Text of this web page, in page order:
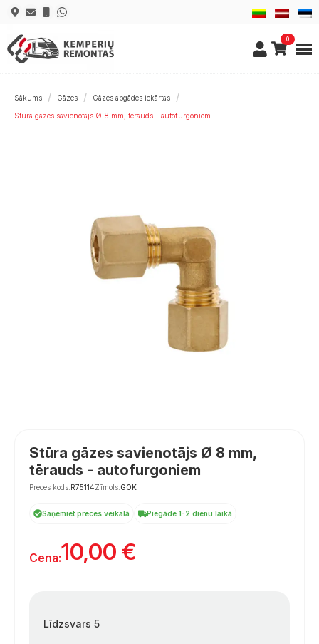
0
Sākums Gāzes Gāzes apgādes iekārtas
Stūra gāzes savienotājs Ø 8 mm, tērauds - autofurgoniem
Stūra gāzes savienotājs Ø 8 mm,
tērauds - autofurgoniem
Preces kods:R75114Zīmols:GOK
Saņemiet preces veikalā Piegāde 1-2 dienu laikā
Cena:10,00 €
Līdzsvars 5